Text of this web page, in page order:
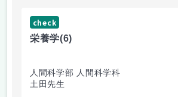
check
栄養学(6)
人間科学部 人間科学科
土田先生